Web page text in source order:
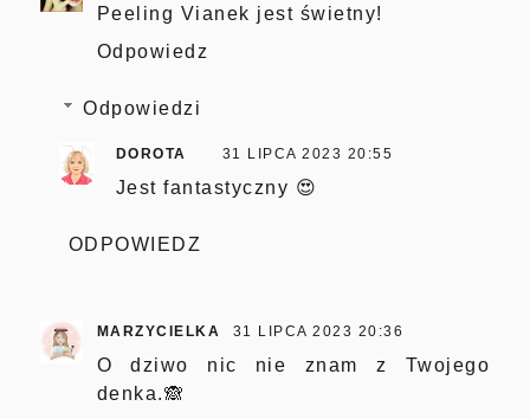
Peeling Vianek jest świetny!
Odpowiedz
Odpowiedzi
DOROTA 31 LIPCA 2023 20:55
Jest fantastyczny 😍
ODPOWIEDZ
MARZYCIELKA 31 LIPCA 2023 20:36
O dziwo nic nie znam z Twojego
denka.🙈